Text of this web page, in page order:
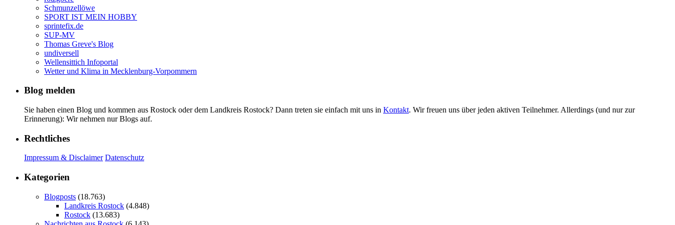
Schmunzellöwe
SPORT IST MEIN HOBBY
sprintefix.de
SUP-MV
Thomas Greve's Blog
undiversell
Wellensittich Infoportal
Wetter und Klima in Mecklenburg-Vorpommern
Blog melden
Sie haben einen Blog und kommen aus Rostock oder dem Landkreis Rostock? Dann treten sie einfach mit uns in Kontakt. Wir freuen uns über jeden aktiven Teilnehmer. Allerdings (und nur zur
Erinnerung): Wir nehmen nur Blogs auf.
Rechtliches
Impressum & Disclaimer Datenschutz
Kategorien
Blogposts (18.763)
Landkreis Rostock (4.848)
Rostock (13.683)